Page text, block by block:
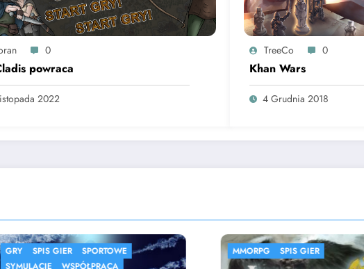
0
powraca
2022
TreeCo 0
Khan Wars
4 Grudnia 2018
MMORPG SPIS GIER